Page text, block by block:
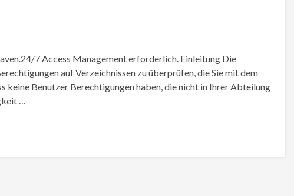
7 Access Management erforderlich. Einleitung Die
auf Verzeichnissen zu überprüfen, die Sie mit dem
keine Benutzer Berechtigungen haben, die nicht in Ihrer Abteilung
…